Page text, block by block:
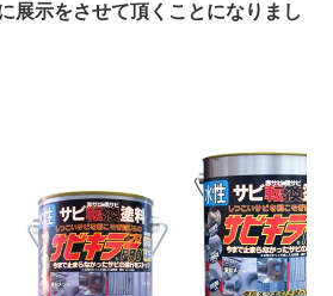
展示をさせて頂くことになりまし